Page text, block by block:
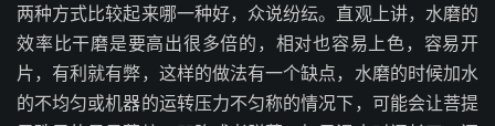
两种方式比较起来哪一种好，众说纷纭。直观上讲，水磨的
效率比干磨是要高出很多倍的，相对也容易上色，容易开
片，有利就有弊，这样的做法有一个缺点，水磨的时候加水
的不均匀或机器的运转压力不匀称的情况下，可能会让菩提